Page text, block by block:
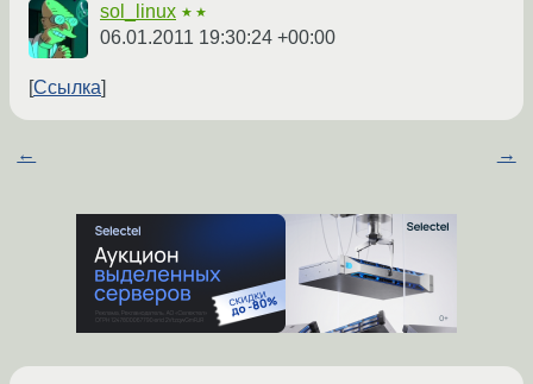
sol_linux ★★
06.01.2011 19:30:24 +00:00
Ссылка
← →